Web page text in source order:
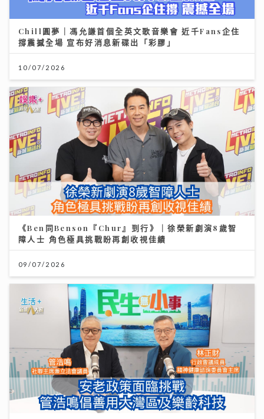
Chill圓夢｜馮允謙首個全英文歌音樂會 近千Fans企住
撐震撼全場 宣布好消息新碟出「彩膠」
10/07/2026
《Ben同Benson『Chur』到行》｜徐榮新劇演8歲智
障人士 角色極具挑戰盼再創收視佳績
09/07/2026